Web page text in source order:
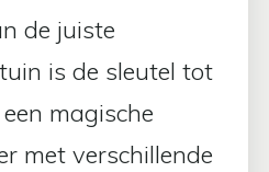
de juiste
is de sleutel tot
magische
met verschillende